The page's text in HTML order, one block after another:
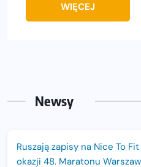
WIĘCEJ
Newsy
Ruszają zapisy na Nice To
okazji 48. Maratonu